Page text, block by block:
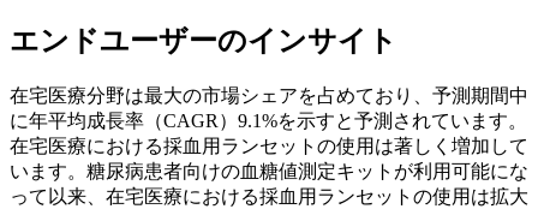
エンドユーザーのインサイト
在宅医療分野は最大の市場シェアを占めており、予測期間中
に年平均成長率（CAGR）9.1%を示すと予測されています。
在宅医療における採血用ランセットの使用は著しく増加して
います。糖尿病患者向けの血糖値測定キットが利用可能にな
って以来、在宅医療における採血用ランセットの使用は拡大